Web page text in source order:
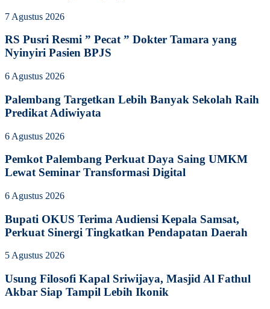
7 Agustus 2026
RS Pusri Resmi ” Pecat ” Dokter Tamara yang
Nyinyiri Pasien BPJS
6 Agustus 2026
Palembang Targetkan Lebih Banyak Sekolah Raih
Predikat Adiwiyata
6 Agustus 2026
Pemkot Palembang Perkuat Daya Saing UMKM
Lewat Seminar Transformasi Digital
6 Agustus 2026
Bupati OKUS Terima Audiensi Kepala Samsat,
Perkuat Sinergi Tingkatkan Pendapatan Daerah
5 Agustus 2026
Usung Filosofi Kapal Sriwijaya, Masjid Al Fathul
Akbar Siap Tampil Lebih Ikonik